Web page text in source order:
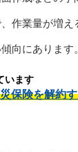
作業量が増
向にあります。
います
保険を解約